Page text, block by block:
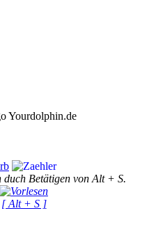
duch Betätigen von Alt + S.
[ Alt + S ]